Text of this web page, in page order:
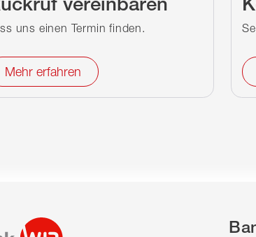
uns einen Termin finden.
Mehr erfahren